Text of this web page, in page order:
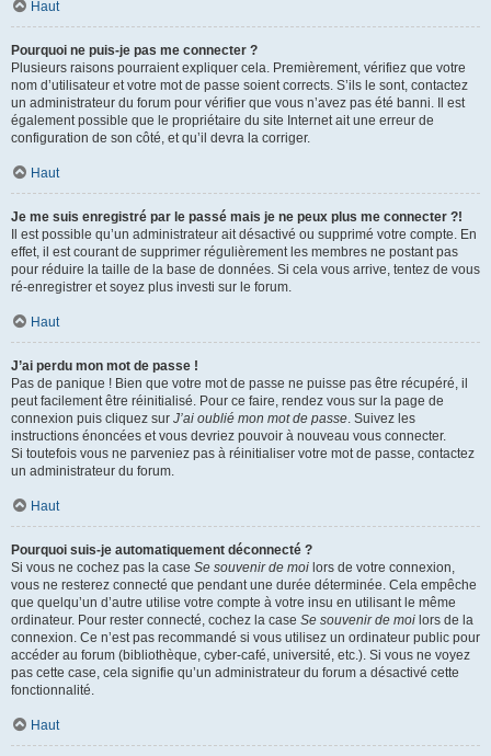
Haut
Pourquoi ne puis-je pas me connecter ?
Plusieurs raisons pourraient expliquer cela. Premièrement, vérifiez que votre
nom d’utilisateur et votre mot de passe soient corrects. S’ils le sont, contactez
un administrateur du forum pour vérifier que vous n’avez pas été banni. Il est
également possible que le propriétaire du site Internet ait une erreur de
configuration de son côté, et qu’il devra la corriger.
Haut
Je me suis enregistré par le passé mais je ne peux plus me connecter ?!
Il est possible qu’un administrateur ait désactivé ou supprimé votre compte. En
effet, il est courant de supprimer régulièrement les membres ne postant pas
pour réduire la taille de la base de données. Si cela vous arrive, tentez de vous
ré-enregistrer et soyez plus investi sur le forum.
Haut
J’ai perdu mon mot de passe !
Pas de panique ! Bien que votre mot de passe ne puisse pas être récupéré, il
peut facilement être réinitialisé. Pour ce faire, rendez vous sur la page de
connexion puis cliquez sur J’ai oublié mon mot de passe. Suivez les
instructions énoncées et vous devriez pouvoir à nouveau vous connecter.
Si toutefois vous ne parveniez pas à réinitialiser votre mot de passe, contactez
un administrateur du forum.
Haut
Pourquoi suis-je automatiquement déconnecté ?
Si vous ne cochez pas la case Se souvenir de moi lors de votre connexion,
vous ne resterez connecté que pendant une durée déterminée. Cela empêche
que quelqu’un d’autre utilise votre compte à votre insu en utilisant le même
ordinateur. Pour rester connecté, cochez la case Se souvenir de moi lors de la
connexion. Ce n’est pas recommandé si vous utilisez un ordinateur public pour
accéder au forum (bibliothèque, cyber-café, université, etc.). Si vous ne voyez
pas cette case, cela signifie qu’un administrateur du forum a désactivé cette
fonctionnalité.
Haut